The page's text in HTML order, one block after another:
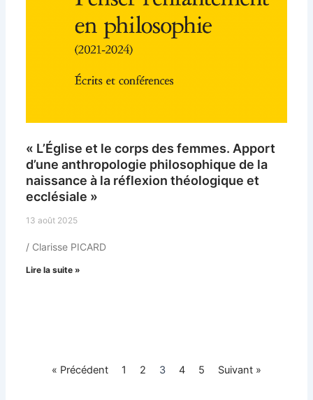
« L’Église et le corps des femmes. Apport
d’une anthropologie philosophique de la
naissance à la réflexion théologique et
ecclésiale »
13 août 2025
/ Clarisse PICARD
Lire la suite »
« Précédent 1 2 3 4 5 Suivant »